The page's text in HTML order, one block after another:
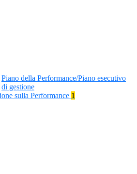
Piano della Performance/Piano esecutivo
di gestione
sulla Performance 1